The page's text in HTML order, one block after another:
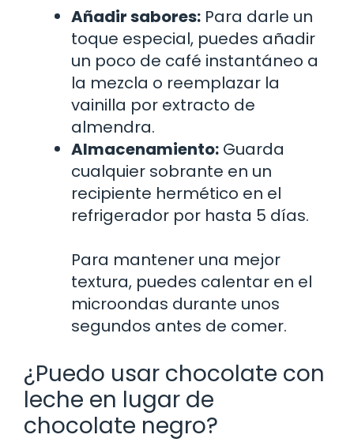
Añadir sabores: Para darle un
toque especial, puedes añadir
un poco de café instantáneo a
la mezcla o reemplazar la
vainilla por extracto de
almendra.
Almacenamiento: Guarda
cualquier sobrante en un
recipiente hermético en el
refrigerador por hasta 5 días.
Para mantener una mejor
textura, puedes calentar en el
microondas durante unos
segundos antes de comer.
¿Puedo usar chocolate con
leche en lugar de
chocolate negro?